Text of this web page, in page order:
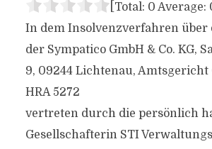
[Total: 0 Average:
In dem Insolvenzverfahren über
der Sympatico GmbH & Co. KG,
9, 09244 Lichtenau, Amtsgericht
HRA 5272
vertreten durch die persönlich
Gesellschafterin STI